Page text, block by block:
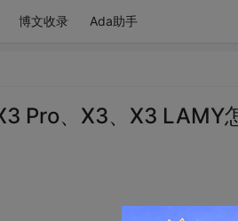
博文收录 Ada助手
Pro、X3、X3 LAMY